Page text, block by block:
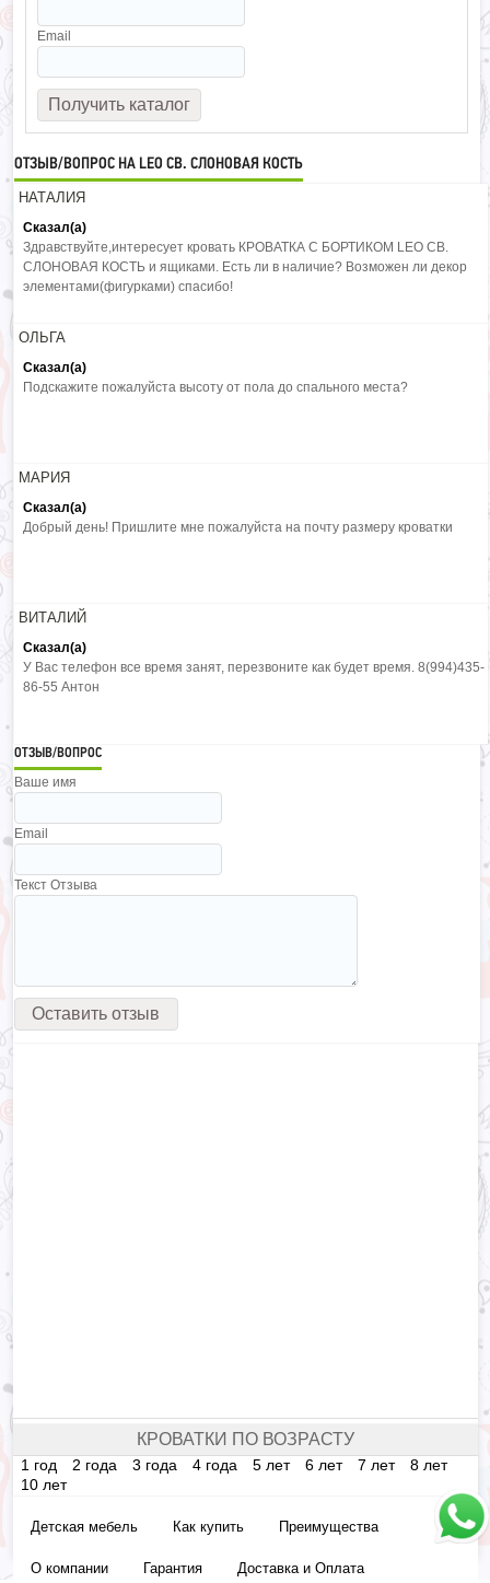
Email
ОТЗЫВ/ВОПРОС НА LEO СВ. СЛОНОВАЯ КОСТЬ
НАТАЛИЯ
Сказал(а)
Здравствуйте,интересует кровать КРОВАТКА С БОРТИКОМ LEO СВ.
СЛОНОВАЯ КОСТЬ и ящиками. Есть ли в наличие? Возможен ли декор
элементами(фигурками) спасибо!
ОЛЬГА
Сказал(а)
Подскажите пожалуйста высоту от пола до спального места?
МАРИЯ
Сказал(а)
Добрый день! Пришлите мне пожалуйста на почту размеру кроватки
ВИТАЛИЙ
Сказал(а)
У Вас телефон все время занят, перезвоните как будет время. 8(994)435-
86-55 Антон
ОТЗЫВ/ВОПРОС
Ваше имя
Email
Текст Отзыва
КРОВАТКИ ПО ВОЗРАСТУ
1 год 2 года 3 года 4 года 5 лет 6 лет 7 лет
8 лет
10 лет
Детская мебель Как купить Преимущества
О компании Гарантия Доставка и Оплата